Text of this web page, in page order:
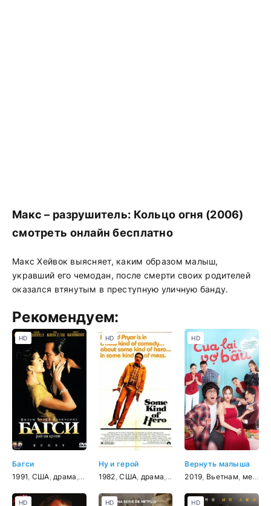
Макс – разрушитель: Кольцо огня (2006)
смотреть онлайн бесплатно
Макс Хейвок выясняет, каким образом малыш,
укравший его чемодан, после смерти своих родителей
оказался втянутым в преступную уличную банду.
Рекомендуем:
Багси
1991 США драма криминал ,биография
HD
Ну и герой
1982 ,США драма комедия, криминал ,
HD
Вернуть малыша
2019 Вьетнам мелодрама
HD
HD HD HD